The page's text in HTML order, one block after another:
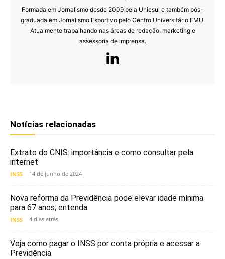
Formada em Jornalismo desde 2009 pela Unicsul e também pós-
graduada em Jornalismo Esportivo pelo Centro Universitário FMU.
Atualmente trabalhando nas áreas de redação, marketing e
assessoria de imprensa.
Notícias relacionadas
Extrato do CNIS: importância e como consultar pela
internet
INSS 14 de junho de 2024
Nova reforma da Previdência pode elevar idade mínima
para 67 anos; entenda
INSS 4 dias atrás
Veja como pagar o INSS por conta própria e acessar a
Previdência